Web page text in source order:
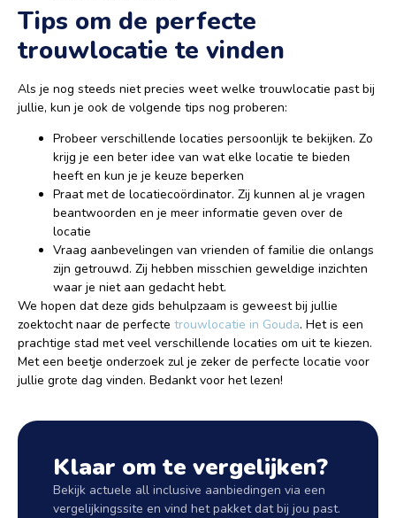
Tips om de perfecte
trouwlocatie te vinden
Als je nog steeds niet precies weet welke trouwlocatie past bij
jullie, kun je ook de volgende tips nog proberen:
Probeer verschillende locaties persoonlijk te bekijken. Zo
krijg je een beter idee van wat elke locatie te bieden
heeft en kun je je keuze beperken
Praat met de locatiecoördinator. Zij kunnen al je vragen
beantwoorden en je meer informatie geven over de
locatie
Vraag aanbevelingen van vrienden of familie die onlangs
zijn getrouwd. Zij hebben misschien geweldige inzichten
waar je niet aan gedacht hebt.
We hopen dat deze gids behulpzaam is geweest bij jullie
zoektocht naar de perfecte trouwlocatie in Gouda. Het is een
prachtige stad met veel verschillende locaties om uit te kiezen.
Met een beetje onderzoek zul je zeker de perfecte locatie voor
jullie grote dag vinden. Bedankt voor het lezen!
Klaar om te vergelijken?
Bekijk actuele all inclusive aanbiedingen via een
vergelijkingssite en vind het pakket dat bij jou past.